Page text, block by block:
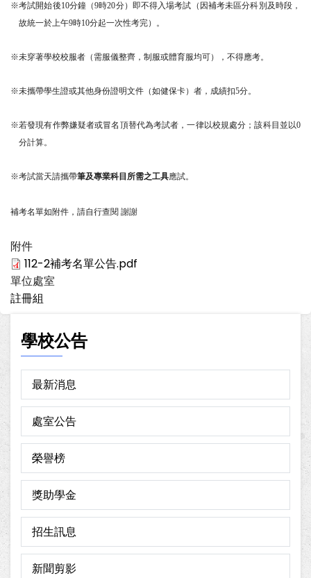
※考試開始後10分鐘（9時20分）即不得入場考試（因補考未區分科別及時段，
故統一於上午9時10分起一次性考完）。
※未穿著學校校服者（需服儀整齊，制服或體育服均可），不得應考。
※未攜帶學生證或其他身份證明文件（如健保卡）者，成績扣5分。
※若發現有作弊嫌疑者或冒名頂替代為考試者，一律以校規處分；該科目並以0
分計算。
※考試當天請攜帶筆及專業科目所需之工具應試。
補考名單如附件，請自行查閱 謝謝
附件
112-2補考名單公告.pdf
單位處室
註冊組
學校公告
最新消息
處室公告
榮譽榜
獎助學金
招生訊息
新聞剪影